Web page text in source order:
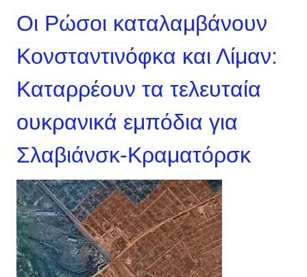
Οι Ρώσοι καταλαμβάνουν
Κονσταντινόφκα και Λίμαν:
Καταρρέουν τα τελευταία
ουκρανικά εμπόδια για
Σλαβιάνσκ-Κραματόρσκ